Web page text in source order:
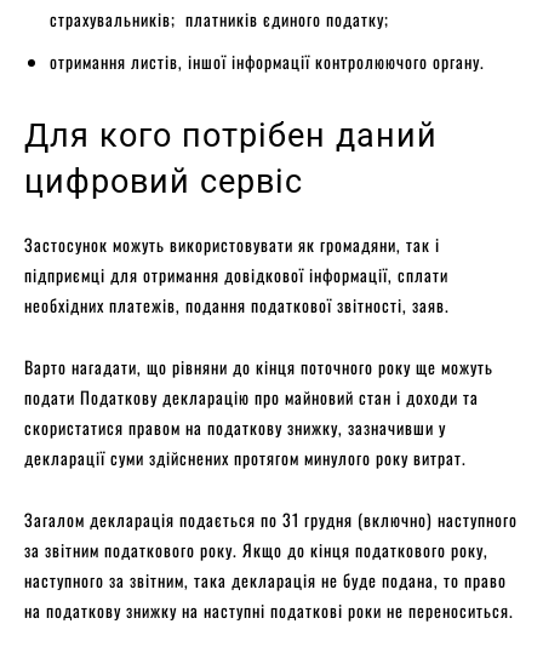
страхувальників; платників єдиного податку;
отримання листів, іншої інформації контролюючого органу.
Для кого потрібен даний
цифровий сервіс
Застосунок можуть використовувати як громадяни, так і
підприємці для отримання довідкової інформації, сплати
необхідних платежів, подання податкової звітності, заяв.
Варто нагадати, що рівняни до кінця поточного року ще можуть
подати Податкову декларацію про майновий стан і доходи та
скористатися правом на податкову знижку, зазначивши у
декларації суми здійснених протягом минулого року витрат.
Загалом декларація подається по 31 грудня (включно) наступного
за звітним податкового року. Якщо до кінця податкового року,
наступного за звітним, така декларація не буде подана, то право
на податкову знижку на наступні податкові роки не переноситься.